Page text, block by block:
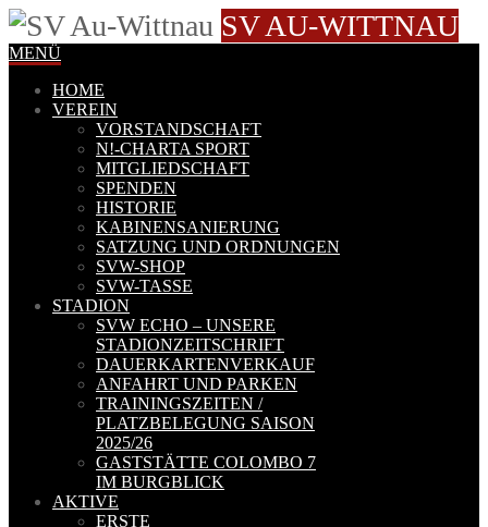
SV AU-WITTNAU
MENÜ
HOME
VEREIN
VORSTANDSCHAFT
N!-CHARTA SPORT
MITGLIEDSCHAFT
SPENDEN
HISTORIE
KABINENSANIERUNG
SATZUNG UND ORDNUNGEN
SVW-SHOP
SVW-TASSE
STADION
SVW ECHO – UNSERE
STADIONZEITSCHRIFT
DAUERKARTENVERKAUF
ANFAHRT UND PARKEN
TRAININGSZEITEN /
PLATZBELEGUNG SAISON
2025/26
GASTSTÄTTE COLOMBO 7
IM BURGBLICK
AKTIVE
ERSTE